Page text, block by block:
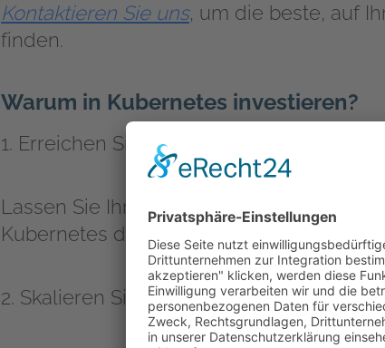
Kontaktieren Sie uns, um die beste, auf
finden.
Warum in Kubernetes investieren?
1. Erreichen Sie Effizienz
Lassen Sie Ihr IT-Team sich auf
Kubernetes die Routine automatisiert.
2. Skalieren Sie nach Ihren Bedürfnissen